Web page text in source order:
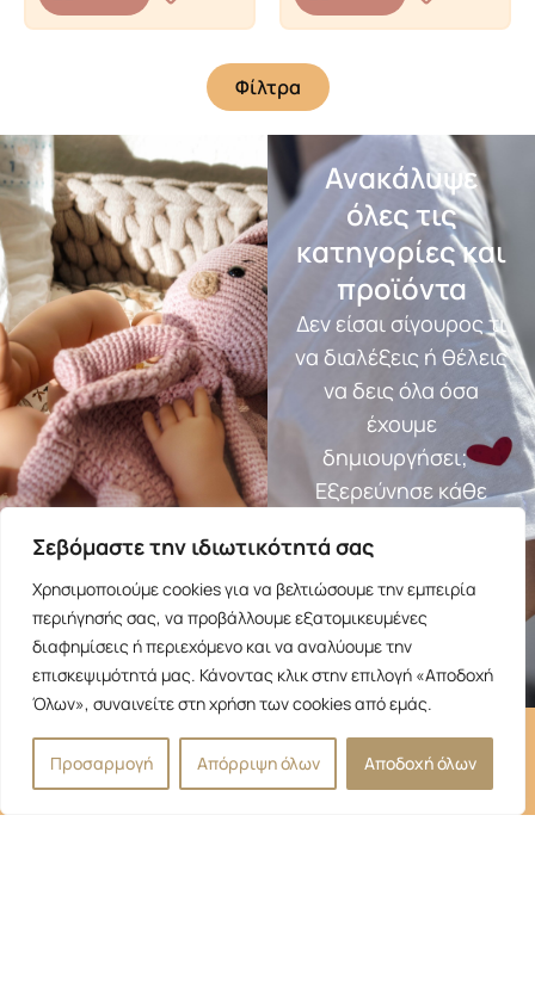
Σεβόμαστε την ιδιωτικότητά σας
Χρησιμοποιούμε cookies για να βελτιώσουμε την εμπειρία
περιήγησής σας, να προβάλλουμε εξατομικευμένες
διαφημίσεις ή περιεχόμενο και να αναλύουμε την
επισκεψιμότητά μας. Κάνοντας κλικ στην επιλογή «Αποδοχή
Όλων», συναινείτε στη χρήση των cookies από εμάς.
Προσαρμογή Απόρριψη όλων Αποδοχή όλων
Φίλτρα
Ανακάλυψε
όλες τις
κατηγορίες και
προϊόντα
Δεν είσαι σίγουρος τι
να διαλέξεις ή θέλεις
να δεις όλα όσα
έχουμε
δημιουργήσει;
Εξερεύνησε κάθε
αυτό που σου
ταιριάζει.
Ανακάλυψε τα
όλα εδώ